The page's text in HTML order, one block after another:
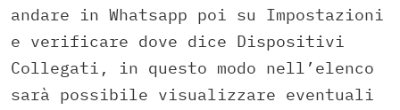
andare in Whatsapp poi su Impostazioni
e verificare dove dice Dispositivi
Collegati, in questo modo nell’elenco
sarà possibile visualizzare eventuali